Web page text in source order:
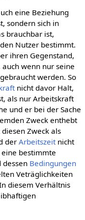
eine Beziehung
sondern sich in
brauchbar ist,
Nutzer bestimmt.
ihren Gegenstand,
wenn nur seine
werden. So
nicht davor Halt,
als nur Arbeitskraft
und er bei der Sache
Zweck enthebt
Zweck als
derArbeitszeitnicht
bestimmte
dessen Bedingungen
Veträglichkeiten
diesem Verhältnis